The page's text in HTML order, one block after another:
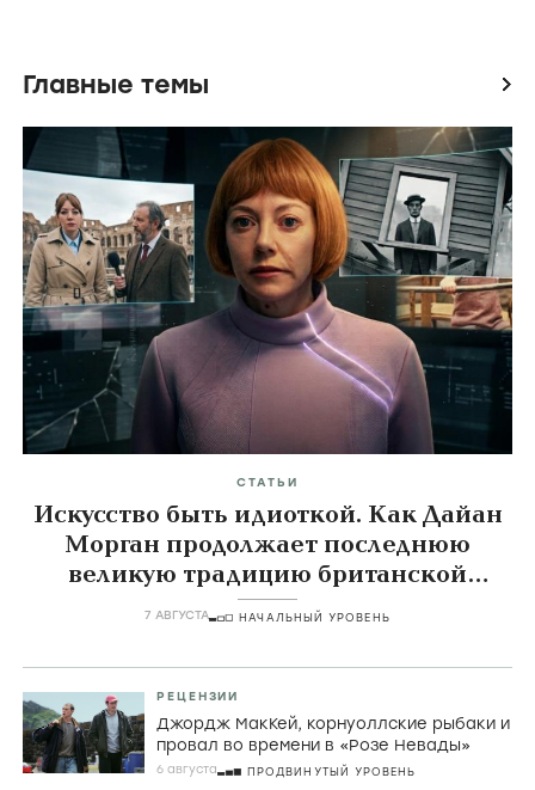
Конец ***го мира
End Of The F***ing World , 2017-2019
Псих Чики
Главные темы icon
СТАТЬИ